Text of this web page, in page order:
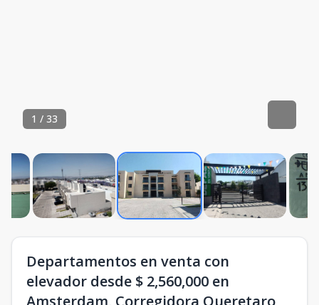
1 / 33
Departamentos en venta con
elevador desde $ 2,560,000 en
Amsterdam, Corregidora Queretaro